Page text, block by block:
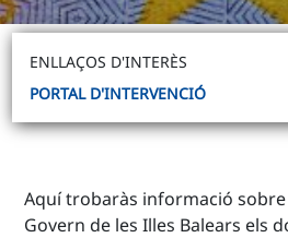
ENLLAÇOS D'INTERÈS
PORTAL D'INTERVENCIÓ
Aquí trobaràs informació
Govern de les Illes Balears els